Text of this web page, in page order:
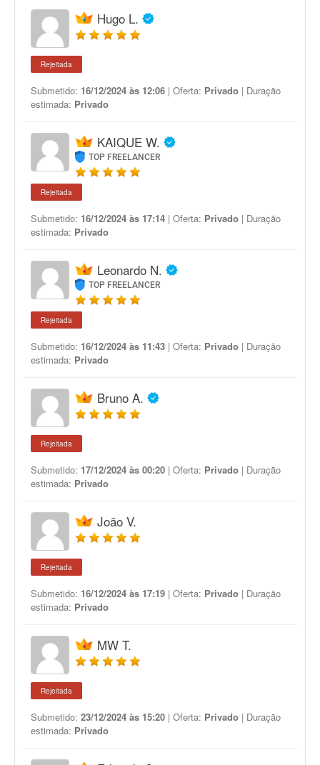
Hugo L.
Rejeitada
Submetido: 16/12/2024 às 12:06 | Oferta: Privado | Duração
estimada: Privado
KAIQUE W.
TOP FREELANCER
Rejeitada
Submetido: 16/12/2024 às 17:14 | Oferta: Privado | Duração
estimada: Privado
Leonardo N.
TOP FREELANCER
Rejeitada
Submetido: 16/12/2024 às 11:43 | Oferta: Privado | Duração
estimada: Privado
Bruno A.
Rejeitada
Submetido: 17/12/2024 às 00:20 | Oferta: Privado | Duração
estimada: Privado
João V.
Rejeitada
Submetido: 16/12/2024 às 17:19 | Oferta: Privado | Duração
estimada: Privado
MW T.
Rejeitada
Submetido: 23/12/2024 às 15:20 | Oferta: Privado | Duração
estimada: Privado